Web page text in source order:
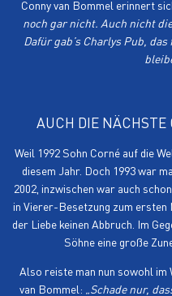
Conny van Bommel erinnert
noch gar nicht. Auch nicht
Dafür gab’s Charlys Pub,
AUCH DIE NÄCHSTE
Weil 1992 Sohn Corné auf die
diesem Jahr. Doch 1993 war
2002, inzwischen war auch
in Vierer-Besetzung zum ersten
der Liebe keinen Abbruch. Im
Söhne eine große
Also reiste man nun sowohl im
van Bommel: „Schade nur,